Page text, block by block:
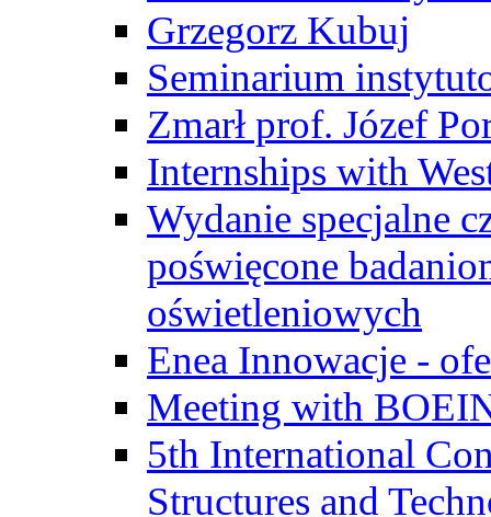
Grzegorz Kubuj
Seminarium
Zmarł prof. Józef
Internships with
Wydanie specjalne
poświęcone
oświetleniowych
Enea Innowacje -
Meeting with
5th International
Structures and